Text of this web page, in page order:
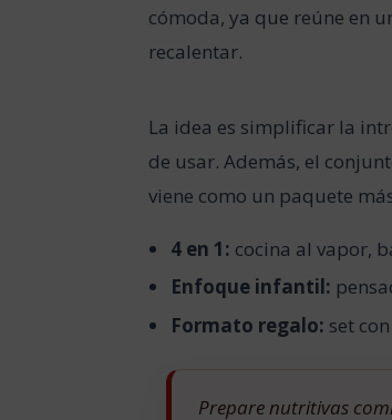
cómoda, ya que reúne en
recalentar.
La idea es simplificar la
de usar. Además, el
viene como un paquete
4 en 1: cocina al vapor,
Enfoque infantil:
Formato regalo: set
Prepare nutritivas